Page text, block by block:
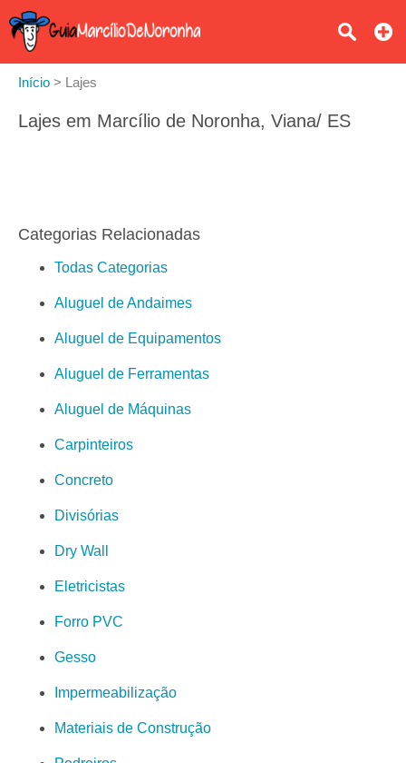
Início > Lajes
Lajes em Marcílio de Noronha, Viana/ ES
Categorias Relacionadas
Todas Categorias
Aluguel de Andaimes
Aluguel de Equipamentos
Aluguel de Ferramentas
Aluguel de Máquinas
Carpinteiros
Concreto
Divisórias
Dry Wall
Eletricistas
Forro PVC
Gesso
Impermeabilização
Materiais de Construção